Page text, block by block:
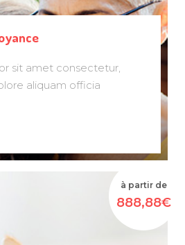
sit amet consectetur,
aliquam officia
à partir de
888,88€